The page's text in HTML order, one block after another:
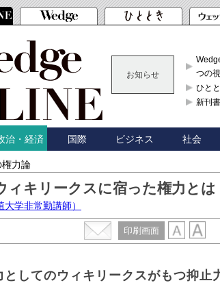
お知らせ
つの
ひと
新刊
治・経済 国際 ビジネス 社会
力論
ィキリークスに宿った権力とは
大学非常勤講師）
印刷画面
としてのウィキリークスがもつ抑止